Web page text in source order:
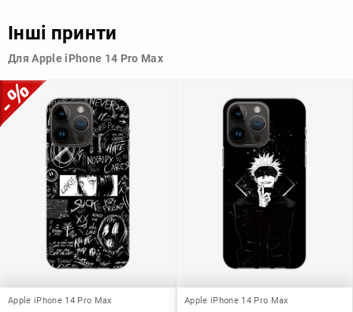
стилю та особистому смаку.
Узагалі, чохол для телефону - це дуже корисний аксесуар, який
додати зручності в користуванні.
Інші принти
Для Apple iPhone 14 Pro Max
Apple iPhone 14 Pro Max Apple iPhone 14 Pro Max